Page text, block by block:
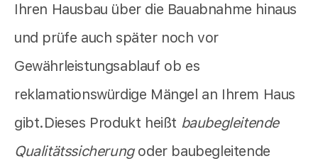
Ihren Hausbau über die Bauabnahme hinaus
und prüfe auch später noch vor
Gewährleistungsablauf ob es
reklamationswürdige Mängel an Ihrem Haus
gibt.Dieses Produkt heißt baubegleitende
Qualitätssicherung oder baubegleitende